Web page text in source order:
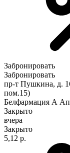
Забронировать
Забронировать
пр-т Пушкина, д.
пом.15)
Белфармация А
Закрыто
вчера
Закрыто
5,12 р.